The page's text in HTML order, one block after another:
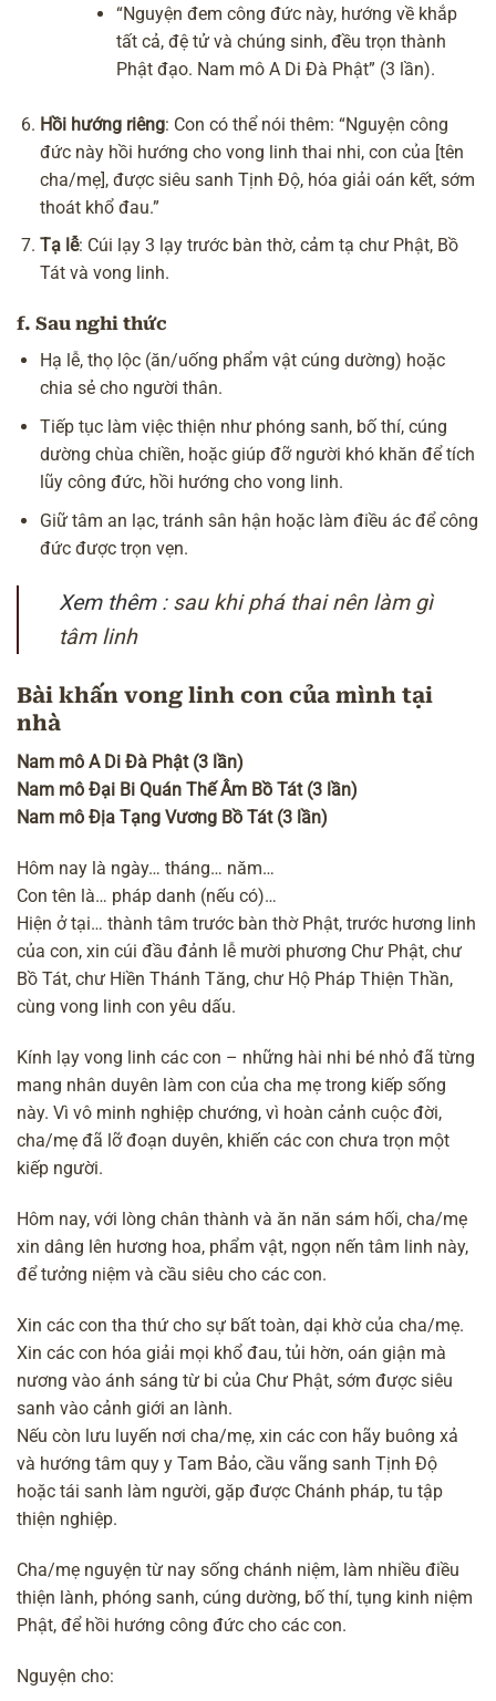
“Nguyện đem công đức này, hướng về khắp
tất cả, đệ tử và chúng sinh, đều trọn thành
Phật đạo. Nam mô A Di Đà Phật” (3 lần).
Hồi hướng riêng: Con có thể nói thêm: “Nguyện công
đức này hồi hướng cho vong linh thai nhi, con của [tên
cha/mẹ], được siêu sanh Tịnh Độ, hóa giải oán kết, sớm
thoát khổ đau.”
Tạ lễ: Cúi lạy 3 lạy trước bàn thờ, cảm tạ chư Phật, Bồ
Tát và vong linh.
f. Sau nghi thức
Hạ lễ, thọ lộc (ăn/uống phẩm vật cúng dường) hoặc
chia sẻ cho người thân.
Tiếp tục làm việc thiện như phóng sanh, bố thí, cúng
dường chùa chiền, hoặc giúp đỡ người khó khăn để tích
lũy công đức, hồi hướng cho vong linh.
Giữ tâm an lạc, tránh sân hận hoặc làm điều ác để công
đức được trọn vẹn.
Xem thêm : sau khi phá thai nên làm gì
tâm linh
Bài khấn vong linh con của mình tại
nhà
Nam mô A Di Đà Phật (3 lần)
Nam mô Đại Bi Quán Thế Âm Bồ Tát (3 lần)
Nam mô Địa Tạng Vương Bồ Tát (3 lần)
Hôm nay là ngày… tháng… năm…
Con tên là… pháp danh (nếu có)…
Hiện ở tại… thành tâm trước bàn thờ Phật, trước hương linh
của con, xin cúi đầu đảnh lễ mười phương Chư Phật, chư
Bồ Tát, chư Hiền Thánh Tăng, chư Hộ Pháp Thiện Thần,
cùng vong linh con yêu dấu.
Kính lạy vong linh các con – những hài nhi bé nhỏ đã từng
mang nhân duyên làm con của cha mẹ trong kiếp sống
này. Vì vô minh nghiệp chướng, vì hoàn cảnh cuộc đời,
cha/mẹ đã lỡ đoạn duyên, khiến các con chưa trọn một
kiếp người.
Hôm nay, với lòng chân thành và ăn năn sám hối, cha/mẹ
xin dâng lên hương hoa, phẩm vật, ngọn nến tâm linh này,
để tưởng niệm và cầu siêu cho các con.
Xin các con tha thứ cho sự bất toàn, dại khờ của cha/mẹ.
Xin các con hóa giải mọi khổ đau, tủi hờn, oán giận mà
nương vào ánh sáng từ bi của Chư Phật, sớm được siêu
sanh vào cảnh giới an lành.
Nếu còn lưu luyến nơi cha/mẹ, xin các con hãy buông xả
và hướng tâm quy y Tam Bảo, cầu vãng sanh Tịnh Độ
hoặc tái sanh làm người, gặp được Chánh pháp, tu tập
thiện nghiệp.
Cha/mẹ nguyện từ nay sống chánh niệm, làm nhiều điều
thiện lành, phóng sanh, cúng dường, bố thí, tụng kinh niệm
Phật, để hồi hướng công đức cho các con.
Nguyện cho: